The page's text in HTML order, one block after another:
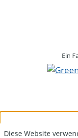
Ein
Diese Website